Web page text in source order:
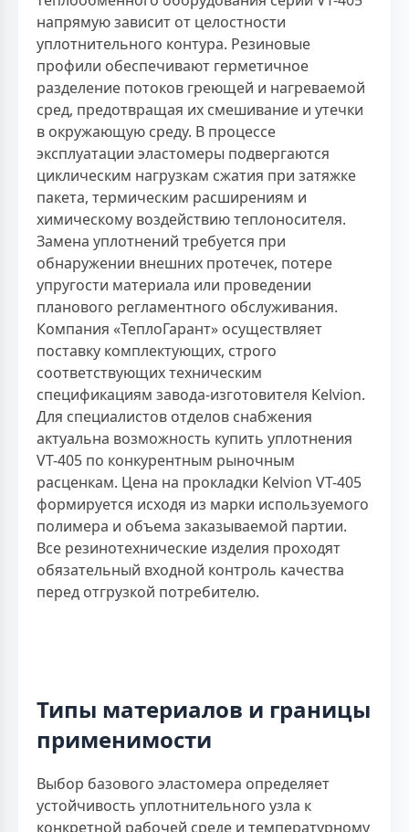
напрямую зависит от целостности
уплотнительного контура. Резиновые
профили обеспечивают герметичное
разделение потоков греющей и нагреваемой
сред, предотвращая их смешивание и утечки
в окружающую среду. В процессе
эксплуатации эластомеры подвергаются
циклическим нагрузкам сжатия при затяжке
пакета, термическим расширениям и
химическому воздействию теплоносителя.
Замена уплотнений требуется при
обнаружении внешних протечек, потере
упругости материала или проведении
планового регламентного обслуживания.
Компания «ТеплоГарант» осуществляет
поставку комплектующих, строго
соответствующих техническим
спецификациям завода-изготовителя Kelvion.
Для специалистов отделов снабжения
актуальна возможность купить уплотнения
VT-405 по конкурентным рыночным
расценкам. Цена на прокладки Kelvion VT-405
формируется исходя из марки используемого
полимера и объема заказываемой партии.
Все резинотехнические изделия проходят
обязательный входной контроль качества
перед отгрузкой потребителю.
Типы материалов и границы
применимости
Выбор базового эластомера определяет
устойчивость уплотнительного узла к
конкретной рабочей среде и температурному